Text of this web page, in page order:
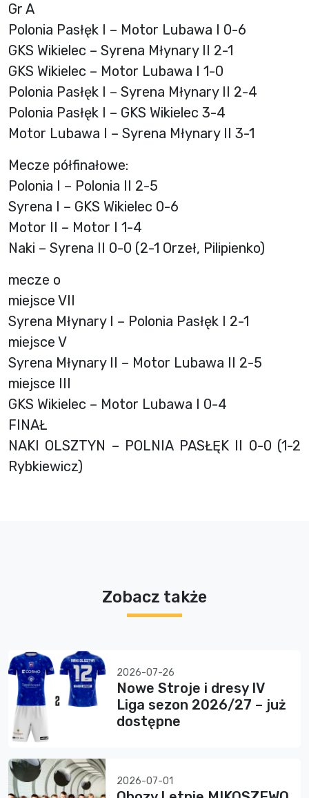
Gr A
Polonia Pasłęk I – Motor Lubawa I 0-6
GKS Wikielec – Syrena Młynary II 2-1
GKS Wikielec – Motor Lubawa I 1-0
Polonia Pasłęk I – Syrena Młynary II 2-4
Polonia Pasłęk I – GKS Wikielec 3-4
Motor Lubawa I – Syrena Młynary II 3-1
Mecze półfinałowe:
Polonia I – Polonia II 2-5
Syrena I – GKS Wikielec 0-6
Motor II – Motor I 1-4
Naki – Syrena II 0-0 (2-1 Orzeł, Pilipienko)
mecze o
miejsce VII
Syrena Młynary I – Polonia Pasłęk I 2-1
miejsce V
Syrena Młynary II – Motor Lubawa II 2-5
miejsce III
GKS Wikielec – Motor Lubawa I 0-4
FINAŁ
NAKI OLSZTYN – POLNIA PASŁĘK II 0-0 (1-2
Rybkiewicz)
Zobacz także
2026-07-26
Nowe Stroje i dresy IV
Liga sezon 2026/27 – już
dostępne
2026-07-01